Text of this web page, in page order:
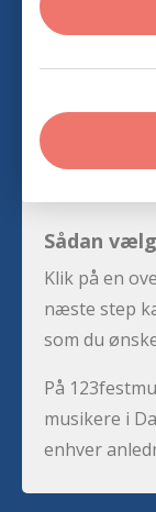
Sådan
Klik på en
næste step
som du
På
musikere i
enhver